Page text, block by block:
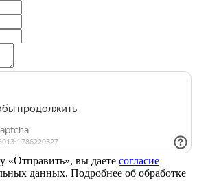
«Отправить», вы даете согласие
данных. Подробнее об обработке